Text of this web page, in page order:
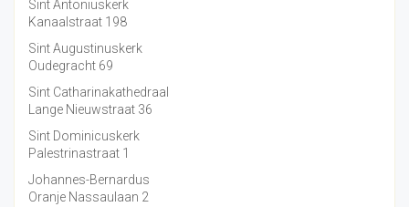
Sint Antoniuskerk
Kanaalstraat 198
Sint Augustinuskerk
Oudegracht 69
Sint Catharinakathedraal
Lange Nieuwstraat 36
Sint Dominicuskerk
Palestrinastraat 1
Johannes-Bernardus
Oranje Nassaulaan 2